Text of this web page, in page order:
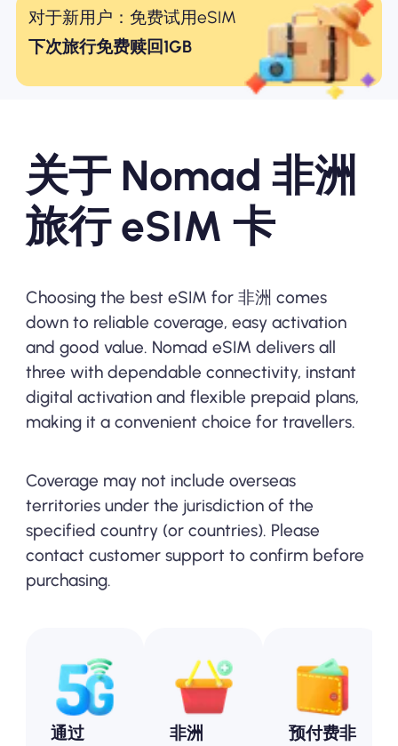
对于新用户：免费试用eSIM
下次旅行免费赎回1GB
关于 Nomad 非洲
旅行 eSIM 卡
Choosing the best eSIM for 非洲 comes
down to reliable coverage, easy activation
and good value. Nomad eSIM delivers all
three with dependable connectivity, instant
digital activation and flexible prepaid plans,
making it a convenient choice for travellers.
Coverage may not include overseas
territories under the jurisdiction of the
specified country (or countries). Please
contact customer support to confirm before
purchasing.
通过
非洲
预付费非